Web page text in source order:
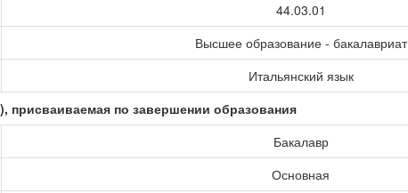
44.03.01
Высшее образование - бакалавриат
Итальянский язык
присваиваемая по завершении образования
Бакалавр
Основная